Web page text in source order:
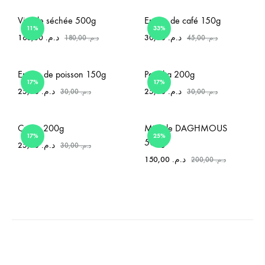
11%
Viande séchée 500g
د.م. د.م.180,00
33%
Epices de café 150g
د.م.30,00 د.م.45,00
17%
Epices de poisson 150g
د.م.25,00 د.م.30,00
17%
Paprika 200g
د.م.25,00 د.م.30,00
17%
Cumin 200g
د.م.25,00 د.م.30,00
25%
Miel de DAGHMOUS
500g
د.م. د.م.200,00